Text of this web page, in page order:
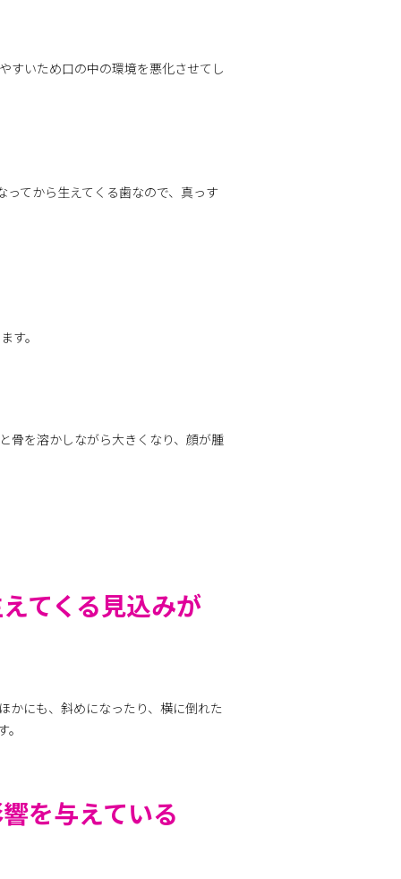
すいため口の中の環境を悪化させてし
てから生えてくる歯なので、真っす
す。
骨を溶かしながら大きくなり、顔が腫
てくる見込みが
かにも、斜めになったり、横に倒れた
を与えている